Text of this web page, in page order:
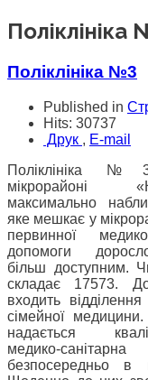
Поліклініка
Поліклініка №3
Published in
Hits: 30737
Друк , E-mail
Поліклініка
мікрорайоні
максимально
яке мешкає у
первинної
допомоги
більш доступним.
складає 17573. До
входить
сімейної
надається
медико-
безпосередньо в